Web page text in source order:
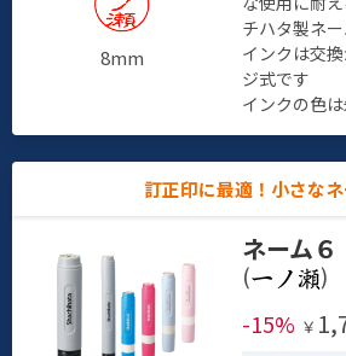
8mm
チハタ製ネー
インクは交
ジ式です
インクの色は
訂正印に最適！小さな
ネーム６
(
)
-15% ￥